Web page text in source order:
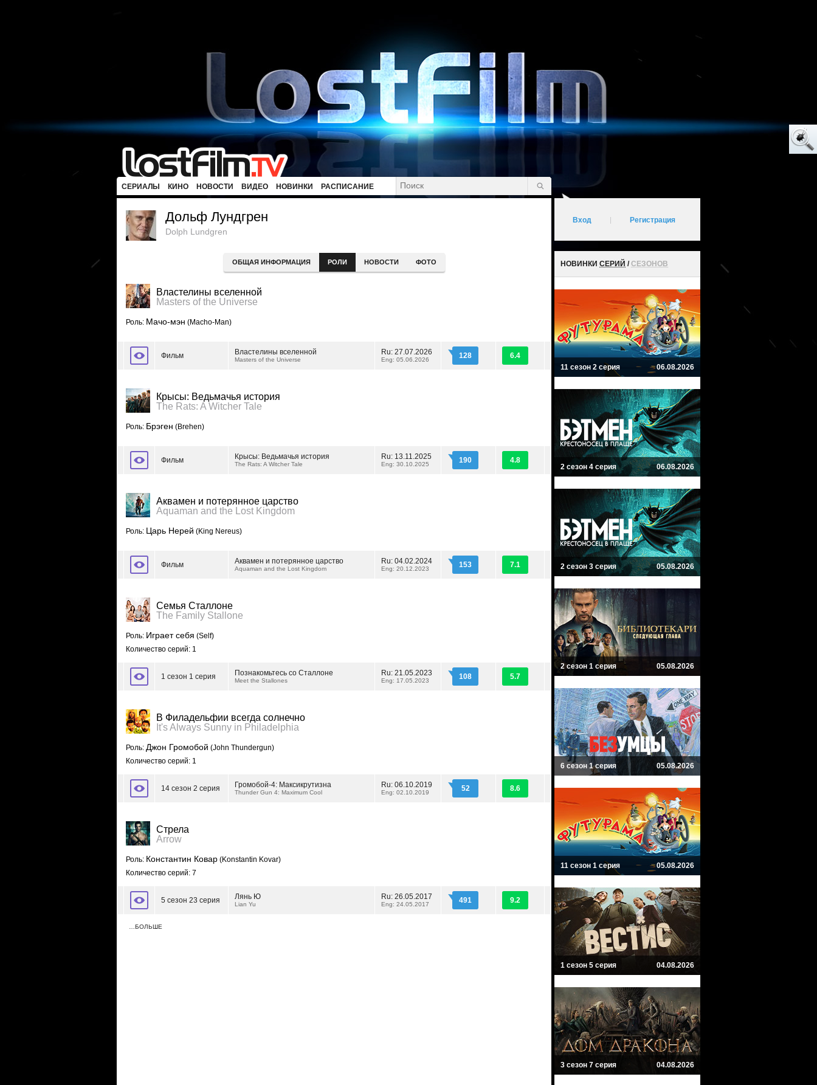
СЕРИАЛЫ КИНО НОВОСТИ ВИДЕО НОВИНКИ РАСПИСАНИЕ
Дольф Лундгрен
Dolph Lundgren
ОБЩАЯ ИНФОРМАЦИЯ РОЛИ НОВОСТИ ФОТО
Властелины вселенной
Masters of the Universe
Роль: Мачо-мэн (Macho-Man)
Фильм Властелины вселенной
Masters of the Universe
Ru: 27.07.2026
Eng: 05.06.2026 128 6.4
Крысы: Ведьмачья история
The Rats: A Witcher Tale
Роль: Брэген (Brehen)
Фильм Крысы: Ведьмачья история
The Rats: A Witcher Tale
Ru: 13.11.2025
Eng: 30.10.2025 190 4.8
Аквамен и потерянное царство
Aquaman and the Lost Kingdom
Роль: Царь Нерей (King Nereus)
Фильм Аквамен и потерянное царство
Aquaman and the Lost Kingdom
Ru: 04.02.2024
Eng: 20.12.2023 153 7.1
Семья Сталлоне
The Family Stallone
Роль: Играет себя (Self)
Количество серий: 1
1 сезон 1 серия Познакомьтесь со Сталлоне
Meet the Stallones
Ru: 21.05.2023
Eng: 17.05.2023 108 5.7
В Филадельфии всегда солнечно
It's Always Sunny in Philadelphia
Роль: Джон Громобой (John Thundergun)
Количество серий: 1
14 сезон 2 серия Громобой-4: Максикрутизна
Thunder Gun 4: Maximum Cool
Ru: 06.10.2019
Eng: 02.10.2019 52 8.6
Стрела
Arrow
Роль: Константин Ковар (Konstantin Kovar)
Количество серий: 7
5 сезон 23 серия Лянь Ю
Lian Yu
Ru: 26.05.2017
Eng: 24.05.2017 491 9.2
…БОЛЬШЕ
Вход Регистрация
НОВИНКИ СЕРИЙ /СЕЗОНОВ
11 сезон 2 серия 06.08.2026
2 сезон 4 серия 06.08.2026
2 сезон 3 серия 05.08.2026
2 сезон 1 серия 05.08.2026
6 сезон 1 серия 05.08.2026
11 сезон 1 серия 05.08.2026
1 сезон 5 серия 04.08.2026
3 сезон 7 серия 04.08.2026